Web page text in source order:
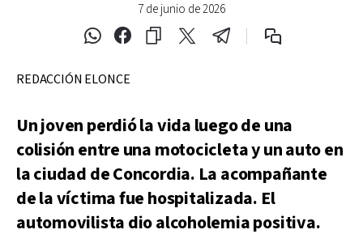
7 de junio de 2026
REDACCIÓN ELONCE
Un joven perdió la vida luego de una
colisión entre una motocicleta y un auto en
la ciudad de Concordia. La acompañante
de la víctima fue hospitalizada. El
automovilista dio alcoholemia positiva.